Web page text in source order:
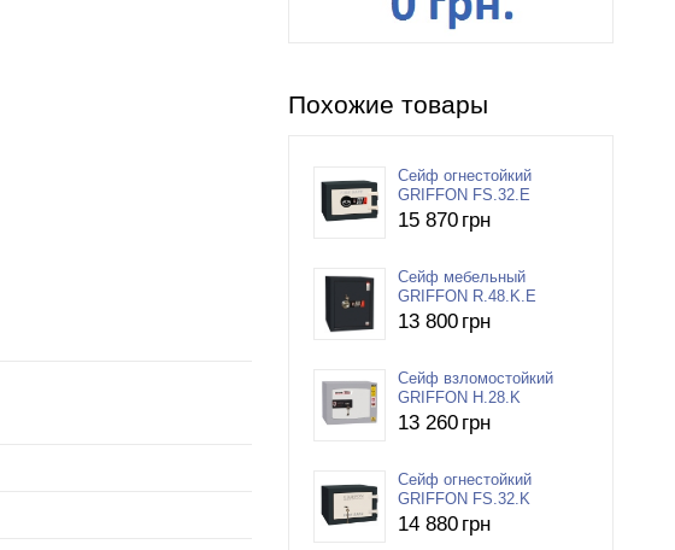
Похожие товары
Сейф огнестойкий
GRIFFON FS.32.E
15 870 грн
Сейф мебельный
GRIFFON R.48.K.E
13 800 грн
Сейф взломостойкий
GRIFFON H.28.K
13 260 грн
Сейф огнестойкий
GRIFFON FS.32.K
14 880 грн